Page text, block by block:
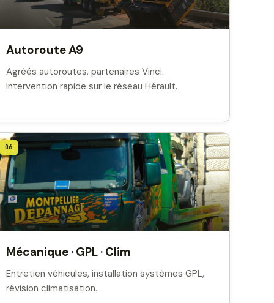
Autoroute A9
Agréés autoroutes, partenaires Vinci.
Intervention rapide sur le réseau Hérault.
06
Mécanique · GPL · Clim
Entretien véhicules, installation systèmes GPL,
révision climatisation.